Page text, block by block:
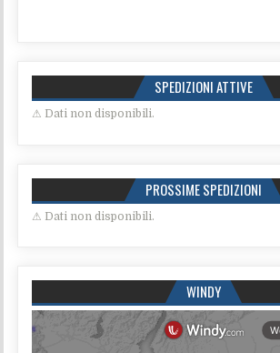
SPEDIZIONI ATTIVE
⚠ Dati non disponibili.
PROSSIME SPEDIZIONI
⚠ Dati non disponibili.
WINDY